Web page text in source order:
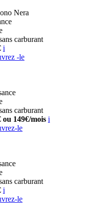
Nera
carburant
i
-le
carburant
149€/mois i
le
carburant
i
le